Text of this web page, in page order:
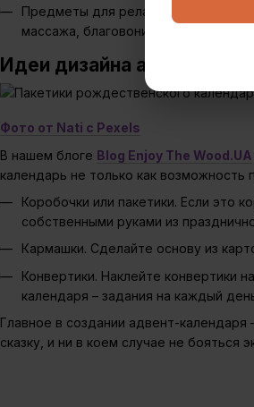
Предметы для релакса. То, что
массажа, благовония и прочие
Идеи дизайна адвент
Фото от Nati с Pexels
В нашем блоге Blog Enjoy The Wood.UA
календарь не только как
Коробочки или пакетики. Если это
собственными руками из
Кармашки. Сделайте основу из
Конвертики. Наклейте конвертики
календаря – задания на каждый
Главное в создании адвент-календаря
сказку, и ни в коем случае не бояться